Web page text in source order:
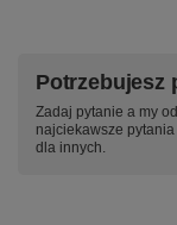
Potrzebujesz
Zadaj pytanie a my
najciekawsze
dla innych.